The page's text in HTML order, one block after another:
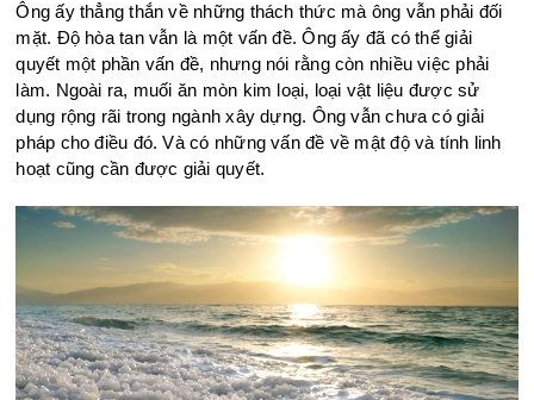
Ông ấy thẳng thắn về những thách thức mà ông vẫn phải đối
mặt. Độ hòa tan vẫn là một vấn đề. Ông ấy đã có thể giải
quyết một phần vấn đề, nhưng nói rằng còn nhiều việc phải
làm. Ngoài ra, muối ăn mòn kim loại, loại vật liệu được sử
dụng rộng rãi trong ngành xây dựng. Ông vẫn chưa có giải
pháp cho điều đó. Và có những vấn đề về mật độ và tính linh
hoạt cũng cần được giải quyết.